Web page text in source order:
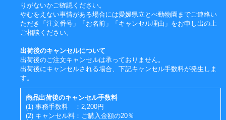
りがないかご確認ください。
やむをえない事情がある場合には愛媛県立とべ動物園までご連絡い
ただき「注文番号」「お名前」「キャンセル理由」をお申し出の上
ご相談ください。
出荷後のキャンセルについて
出荷後のご注文キャンセルは承っておりません。
出荷後にキャンセルされる場合、下記キャンセル手数料が発生しま
す。
商品出荷後のキャンセル手数料
(1) 事務手数料 ：2,200円
(2) キャンセル料：ご購入金額の20％